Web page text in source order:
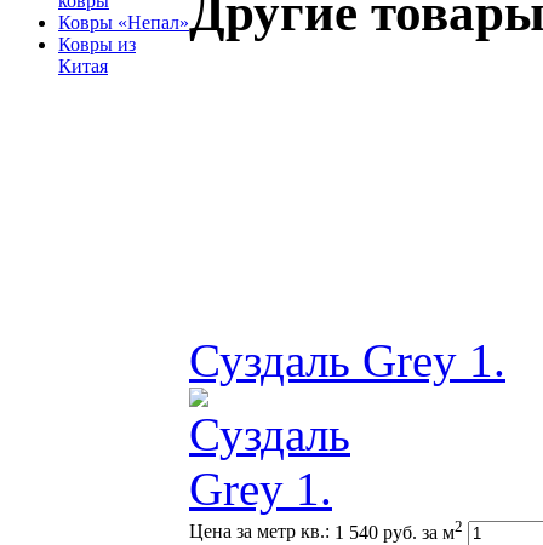
Ковры «Непал»
Ковры из
Китая
Другие
Суздаль Grey 1.
Цена за метр кв.: 1 540 руб. за м2